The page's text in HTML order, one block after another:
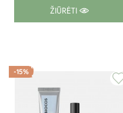
ŽIŪRĖTI
-15%